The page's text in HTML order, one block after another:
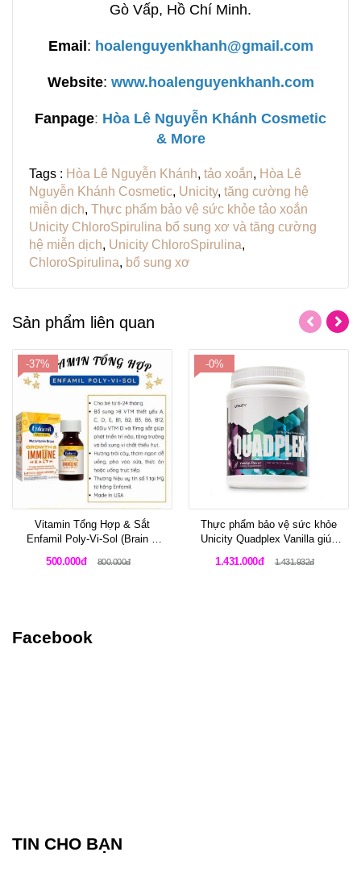
Gò Vấp, Hồ Chí Minh.
Email: hoalenguyenkhanh@gmail.com
Website: www.hoalenguyenkhanh.com
Fanpage: Hòa Lê Nguyễn Khánh Cosmetic
& More
Tags : Hòa Lê Nguyễn Khánh, tảo xoắn, Hòa Lê
Nguyễn Khánh Cosmetic, Unicity, tăng cường hệ
miễn dịch, Thực phẩm bảo vệ sức khỏe tảo xoắn
Unicity ChloroSpirulina bổ sung xơ và tăng cường
hệ miễn dịch, Unicity ChloroSpirulina,
ChloroSpirulina, bổ sung xơ
Sản phẩm liên quan
-37%
Vitamin Tổng Hợp & Sắt
Enfamil Poly-Vi-Sol (Brain &
500.000đ 800.000đ
-0%
Thực phẩm bảo vệ sức khỏe
Unicity Quadplex Vanilla giúp
soát cân nặng cho vận động
1.431.000đ 1.431.932đ
Facebook
TIN CHO BẠN